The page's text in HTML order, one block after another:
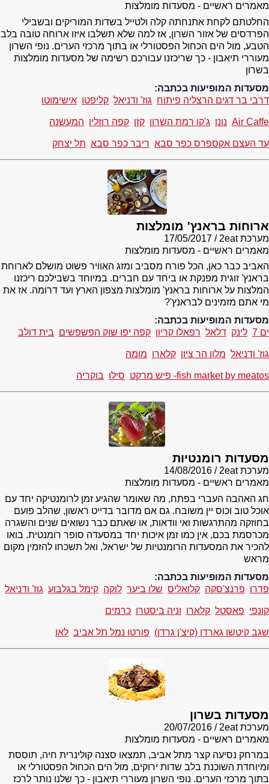
מאמרים ראשיים - מסעדות מומלצות
החלטתם לקחת אתנחתה קלה ולטייל בשדות המוריקים ובשבילי
הפרדסים של אזור השרון, אז למה שלא תשלבו איזו ארוחה טובה בלב
הטבע, מול הים הכחול הפסטורלי או בתוך מרכזי הערים. נופי השרון
מעוררי תיאבון - כך שריכזנו עבורכם רשימה של מסעדות מומלצות
בשרון
מסעדות המופיעות בכתבה:
דרבי בר דגים הרצליה פיתוח גוז' ודניאל קליפטו אישימוטו
Air Caffe נונו ג'קו רמת השרון קזן קפה רוזלין המעשנה
עד העצם אקספרס כפר סבא ריבר כפר סבא תל יצחק
ארוחות בראנץ' מומלצות
מערכת 2eat
17/05/2017
מאמרים ראשיים - מסעדות מומלצות
האביב כבר כאן, הכל פורח מסביב ומזג האוויר פשוט מושלם לארוחת
בראנץ' זוגית מפנקת או ביחד עם חברים. במיוחד בשבילכם ריכזנו
המלצות על ארוחות בראנץ' מומלצות מצפון הארץ ועד דרומה. אז את
מי אתם מזמינים לבראנץ'?
מסעדות המופיעות בכתבה:
ים 7
לינק דלאל רפאלו קריון קפה יפו שוק הפשפשים בית דולב
גוז' ודניאל מלון הר ציון קלארו מומה
fish market by meatos- פיש מרקט סילו בוקריה
מסעדות רומנטיות
מערכת 2eat
14/08/2016
מאמרים ראשיים - מסעדות מומלצות
חג האהבה העברי בפתח, מה שאומר שהגיע זמן לרומנטיקה יחד עם
אוכל טוב וכוס יין משובח. גם אם מדובר בדייט ראשון, שהלב פועם
בחוזקה מהתרגשות ואי וודאות, או שאתם כבר נשואים שנים והשגרה
מכרסמת בכם, אין כמו זמן איכות יחד במסעדה סופר רומנטית. בואו
להכיר את המסעדות הרומנטיות של ישראל, ואל תשכחו להזמין מקום
מראש
מסעדות המופיעות בכתבה:
פדרו פרנצ'סקה קלואליס שלו ביער לוקה קימל בגלבוע גוז' ודניאל
קונפי פאסטל קלארו וניה ביסטרו כרמים
שגב קיטשן גארדן (קיצ'ן גרדן) פורטו נמל תל אביב לאו
מסעדות בשרון
מערכת 2eat
20/07/2016
מאמרים ראשיים - מסעדות מומלצות
במרחק נסיעה קצר מתל אביב, תמצאו סצנה קולינרית חיה, תוססת
ומיוחדת השוכנת בלב שדות ירוקים, מול הים הכחול הפסטורלי או
בתוך מרכזי הערים. נופי השרון מעוררי תיאבון - כך שלנו נותר לרכז